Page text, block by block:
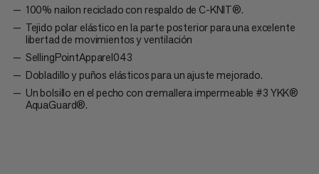
100% nailon reciclado con respaldo de C-KNIT®.
Tejido polar elástico en la parte posterior para una excelente
libertad de movimientos y ventilación
SellingPointApparel043
Dobladillo y puños elásticos para un ajuste mejorado.
Un bolsillo en el pecho con cremallera impermeable #3 YKK®
AquaGuard®.